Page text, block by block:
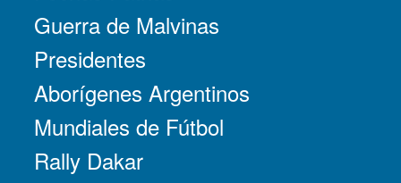
Guerra de Malvinas
Presidentes
Aborígenes Argentinos
Mundiales de Fútbol
Rally Dakar